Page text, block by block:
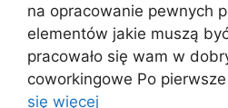
na opracowanie pewnych
elementów jakie muszą
pracowało się wam w
coworkingowe Po
się więcej